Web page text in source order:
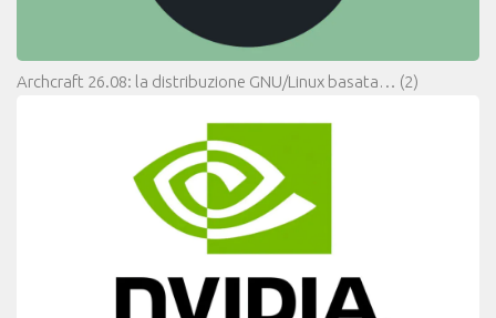
Archcraft 26.08: la distribuzione GNU/Linux basata… (2)